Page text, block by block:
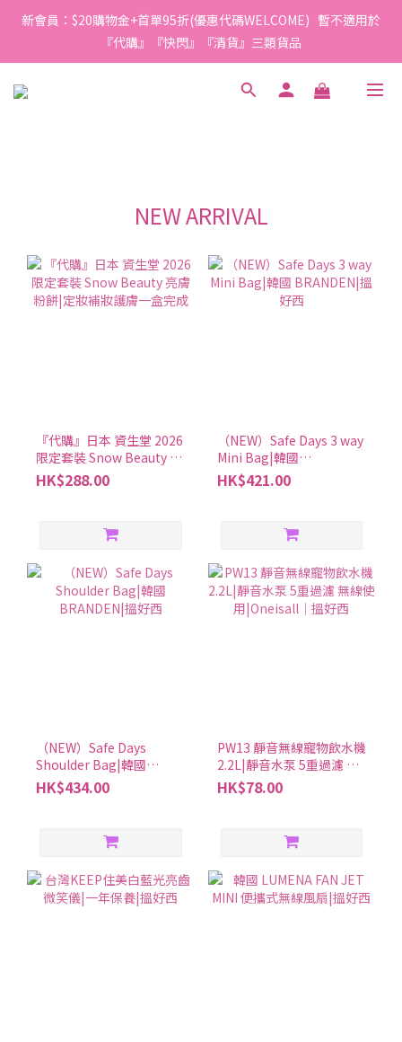
新會員：$20購物金+首單95折(優惠代碼WELCOME)   暫不適用於
『代購』『快閃』『清貨』三類貨品
NEW ARRIVAL
『代購』日本 資生堂 2026
限定套裝 Snow Beauty 亮
膚粉餅|定妝補妝護膚一盒
完成
HK$288.00
（NEW）Safe Days 3 way
Mini Bag|韓國
BRANDEN|搵好西
HK$421.00
（NEW）Safe Days
Shoulder Bag|韓國
BRANDEN|搵好西
HK$434.00
PW13 靜音無線寵物飲水機
2.2L|靜音水泵 5重過濾 無
線使用|Oneisall│搵好西
HK$78.00